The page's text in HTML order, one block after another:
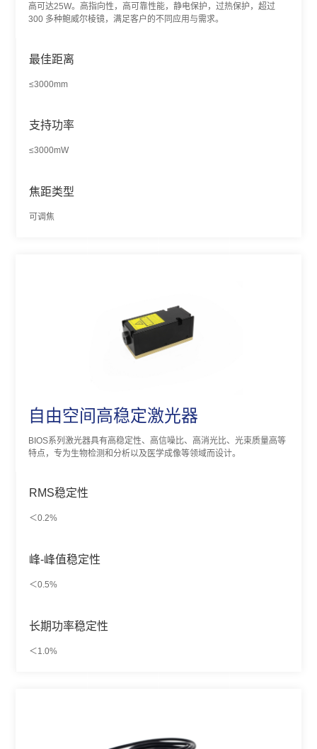
高可达25W。高指向性，高可靠性能，静电保护，过热保护，超过
300 多种鲍威尔棱镜，满足客户的不同应用与需求。
最佳距离
≤3000mm
支持功率
≤3000mW
焦距类型
可调焦
自由空间高稳定激光器
BIOS系列激光器具有高稳定性、高信噪比、高消光比、光束质量高等
特点，专为生物检测和分析以及医学成像等领域而设计。
RMS稳定性
＜0.2%
峰-峰值稳定性
＜0.5%
长期功率稳定性
＜1.0%